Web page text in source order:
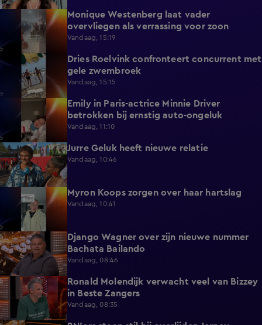
Monique Westenberg laat vader
overvliegen als verrassing voor zoon
Vandaag, 15:19
0:17
Dries Roelvink confronteert concurrent met
gele zwembroek
Vandaag, 15:15
Emily in Paris-actrice Minnie Driver
betrokken bij ernstig auto-ongeluk
Vandaag, 11:10
1:12 Jurre Geluk heeft nieuwe relatie
Vandaag, 10:46
Myron Koops zorgen over haar hartslag
Vandaag, 10:41
2:28
Django Wagner over zijn nieuwe nummer
Bachata Bailando
Vandaag, 08:46
0:39
Ronald Molendijk verwacht veel van Bizzey
in Beste Zangers
Vandaag, 08:35